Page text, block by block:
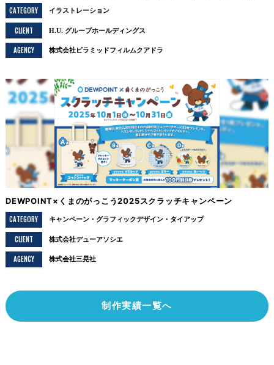
CATEGORY
イラストレーション
CLIENT H.U. グループホールディングス
AGENCY 株式会社ピラミッドフィルムクアドラ
DEWPOINT×くまのがっこう2025スクラッチキャンペーン
CATEGORY
キャンペーン グラフィックデザイン タイアップ
CLIENT 株式会社デューアソシエ
AGENCY 株式会社三晃社
制作実績一覧へ